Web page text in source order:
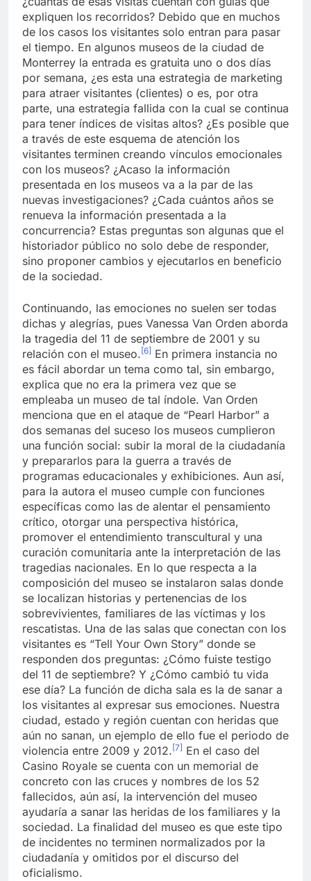
expliquen los recorridos? Debido que en muchos
de los casos los visitantes solo entran para pasar
el tiempo. En algunos museos de la ciudad de
Monterrey la entrada es gratuita uno o dos días
por semana, ¿es esta una estrategia de marketing
para atraer visitantes (clientes) o es, por otra
parte, una estrategia fallida con la cual se continua
para tener índices de visitas altos? ¿Es posible que
a través de este esquema de atención los
visitantes terminen creando vínculos emocionales
con los museos? ¿Acaso la información
presentada en los museos va a la par de las
nuevas investigaciones? ¿Cada cuántos años se
renueva la información presentada a la
concurrencia? Estas preguntas son algunas que el
historiador público no solo debe de responder,
sino proponer cambios y ejecutarlos en beneficio
de la sociedad.
Continuando, las emociones no suelen ser todas
dichas y alegrías, pues Vanessa Van Orden aborda
la tragedia del 11 de septiembre de 2001 y su
relación con el museo. [6] En primera instancia no
es fácil abordar un tema como tal, sin embargo,
explica que no era la primera vez que se
empleaba un museo de tal índole. Van Orden
menciona que en el ataque de “Pearl Harbor” a
dos semanas del suceso los museos cumplieron
una función social: subir la moral de la ciudadanía
y prepararlos para la guerra a través de
programas educacionales y exhibiciones. Aun así,
para la autora el museo cumple con funciones
específicas como las de alentar el pensamiento
crítico, otorgar una perspectiva histórica,
promover el entendimiento transcultural y una
curación comunitaria ante la interpretación de las
tragedias nacionales. En lo que respecta a la
composición del museo se instalaron salas donde
se localizan historias y pertenencias de los
sobrevivientes, familiares de las víctimas y los
rescatistas. Una de las salas que conectan con los
visitantes es “Tell Your Own Story” donde se
responden dos preguntas: ¿Cómo fuiste testigo
del 11 de septiembre? Y ¿Cómo cambió tu vida
ese día? La función de dicha sala es la de sanar a
los visitantes al expresar sus emociones. Nuestra
ciudad, estado y región cuentan con heridas que
aún no sanan, un ejemplo de ello fue el periodo de
violencia entre 2009 y 2012. [7] En el caso del
Casino Royale se cuenta con un memorial de
concreto con las cruces y nombres de los 52
fallecidos, aún así, la intervención del museo
ayudaría a sanar las heridas de los familiares y la
sociedad. La finalidad del museo es que este tipo
de incidentes no terminen normalizados por la
ciudadanía y omitidos por el discurso del
oficialismo.